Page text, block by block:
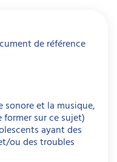
de référence
sonore et la musique,
sur ce sujet)
ayant des
ou des troubles